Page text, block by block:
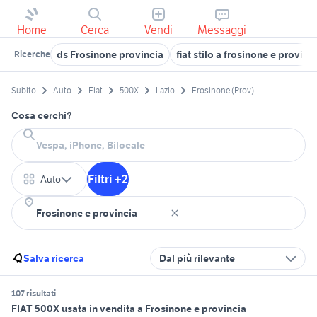
Home Cerca Vendi Messaggi
Ricerche ds Frosinone provincia fiat stilo a frosinone e
Subito Auto Fiat 500X Lazio Frosinone (Prov)
Cosa cerchi?
Auto Filtri +2
Salva ricerca Dal più rilevante
107 risultati
FIAT 500X usata in vendita a Frosinone e provincia